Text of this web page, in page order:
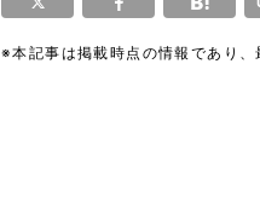
※本記事は掲載時点の情報であり、